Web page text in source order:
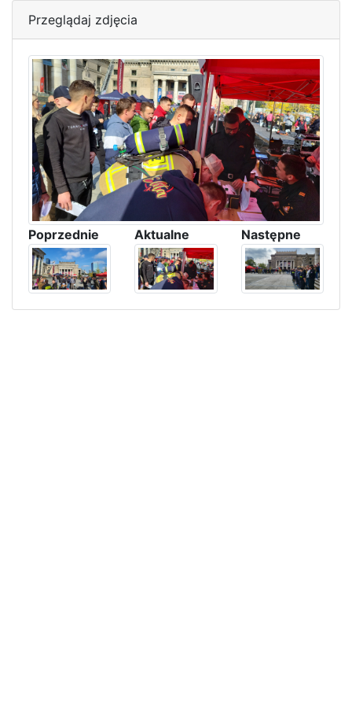
Przeglądaj zdjęcia
Poprzednie Aktualne Następne